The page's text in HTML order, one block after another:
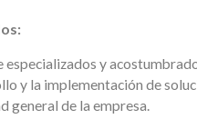
y
y la implementación de
general de la empresa.